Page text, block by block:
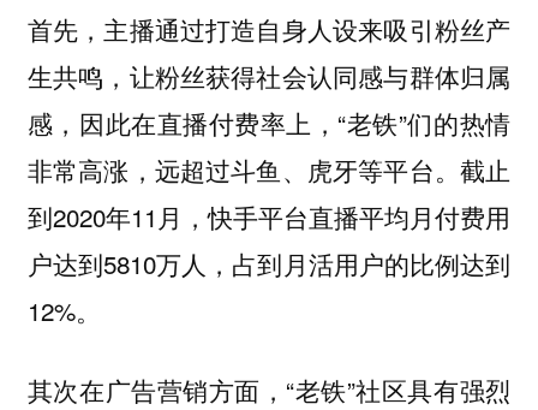
首先，主播通过打造自身人设来吸引粉丝产
生共鸣，让粉丝获得社会认同感与群体归属
感，因此在直播付费率上，“老铁”们的热情
非常高涨，远超过斗鱼、虎牙等平台。截止
到2020年11月，快手平台直播平均月付费用
户达到5810万人，占到月活用户的比例达到
12%。
其次在广告营销方面，“老铁”社区具有强烈